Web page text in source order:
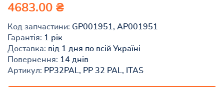
4683.00 ₴
Код запчастини: GP001951, AP001951
Гарантія: 1 рік
Доставка: від 1 дня по всій Україні
Повернення: 14 днів
Артикул: PP32PAL, PP 32 PAL, ITAS